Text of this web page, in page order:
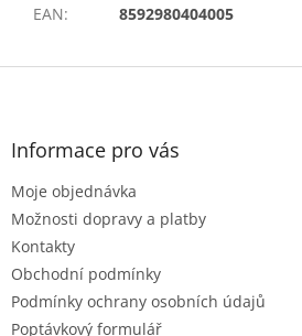
EAN: 8592980404005
Z
Informace pro vás
Moje objednávka
Možnosti dopravy a platby
Kontakty
Obchodní podmínky
Podmínky ochrany osobních údajů
Poptávkový formulář